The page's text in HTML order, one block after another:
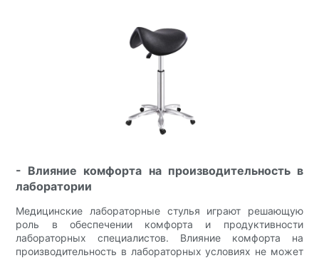
- Влияние комфорта на производительность в
лаборатории
Медицинские лабораторные стулья играют решающую
роль в обеспечении комфорта и продуктивности
лабораторных специалистов. Влияние комфорта на
производительность в лабораторных условиях не может